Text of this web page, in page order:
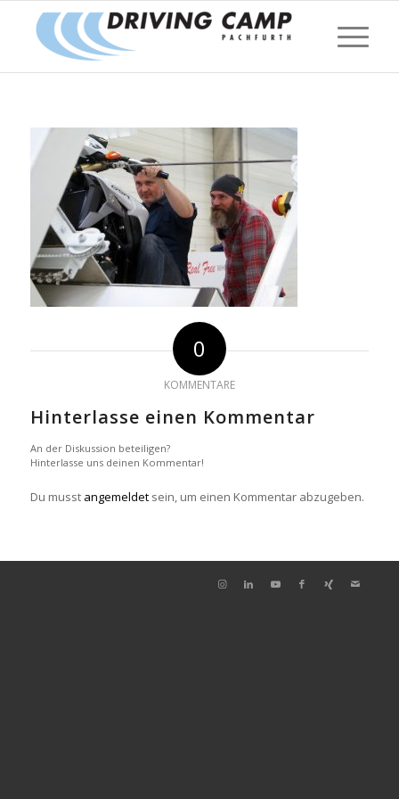
0
KOMMENTARE
Hinterlasse einen Kommentar
An der Diskussion beteiligen?
Hinterlasse uns deinen Kommentar!
Du musst angemeldetsein, um einen Kommentar abzugeben.